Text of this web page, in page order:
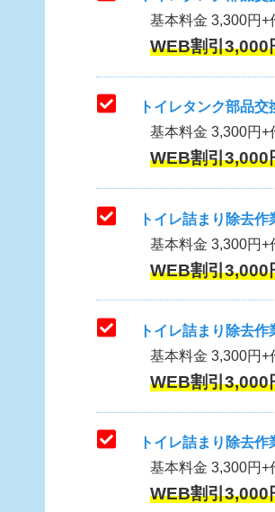
基本料金 3,300円
WEB割引
トイレタンク部品
基本料金 3,300円+
WEB割引
トイレ詰まり除去作
基本料金 3,300円+
WEB割引
トイレ詰まり除去
基本料金 3,300円+
WEB割引
トイレ詰まり除去
基本料金 3,300円+
WEB割引